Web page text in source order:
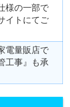
様の一部で
イトにてご
電量販店で
工事』も承